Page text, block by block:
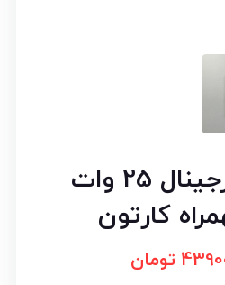
کابل شارژ اورجینال 25 وات
کارتون
تومان